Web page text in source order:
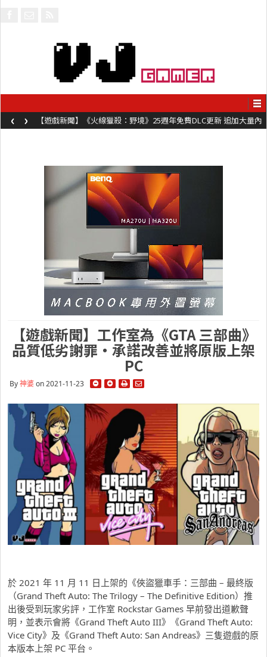
【遊戲新聞】《火線獵殺：野境》25週年免費DLC更新 追加大量內
容同時系舊作限時超平價折扣
‹ ›
【遊戲新聞】工作室為《GTA 三部曲》
品質低劣謝罪・承諾改善並將原版上架
PC
By神婆on 2021-11-23
於 2021 年 11 月 11 日上架的《俠盜獵車手：三部曲 – 最終版
（Grand Theft Auto: The Trilogy – The Definitive Edition）推
出後受到玩家劣評，工作室 Rockstar Games 早前發出道歉聲
明，並表示會將《Grand Theft Auto III》《Grand Theft Auto:
Vice City》及《Grand Theft Auto: San Andreas》三隻遊戲的原
本版本上架 PC 平台。